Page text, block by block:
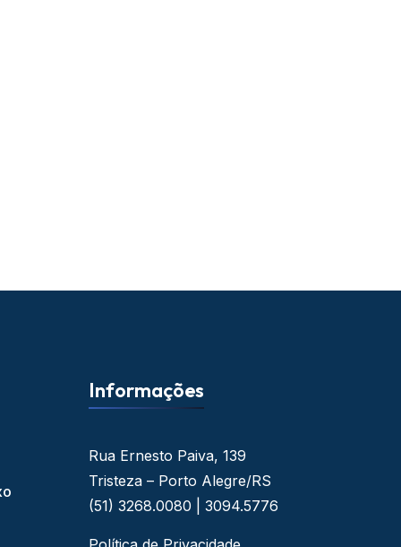
Informações
Rua Ernesto Paiva, 139
Tristeza – Porto Alegre/RS
(51) 3268.0080 | 3094.5776